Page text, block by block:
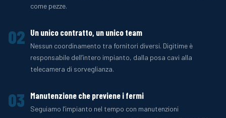
come pezze.
02 Un unico contratto, un unico team
Nessun coordinamento tra fornitori diversi. Digitime è
responsabile dell’intero impianto, dalla posa cavi alla
telecamera di sorveglianza.
03 Manutenzione che previene i fermi
Seguiamo l’impianto nel tempo con manutenzioni